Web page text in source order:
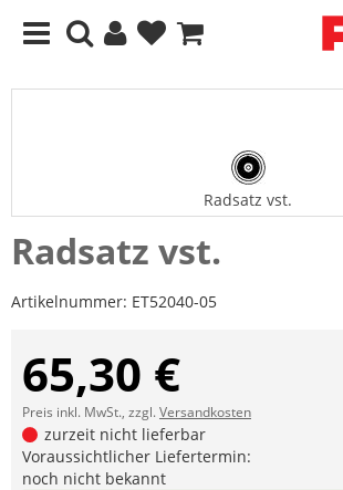
Radsatz vst.
Radsatz vst.
Artikelnummer: ET52040-05
65,30 €
Preis inkl. MwSt., zzgl.Versandkosten
zurzeit nicht lieferbar
Voraussichtlicher Liefertermin:
noch nicht bekannt